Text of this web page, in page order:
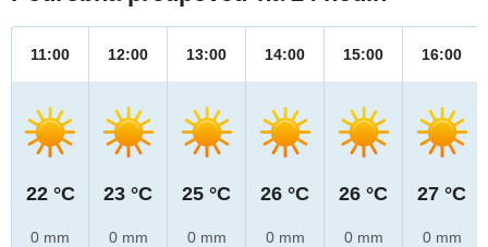
11:00
22 °C
0 mm
12:00
23 °C
0 mm
13:00
25 °C
0 mm
14:00
26 °C
0 mm
15:00
26 °C
0 mm
16:00
27 °C
0 mm